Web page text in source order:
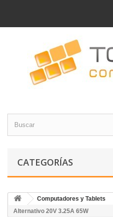
CATEGORÍAS
Computadores y Tablets
Alternativo 20V 3.25A 65W